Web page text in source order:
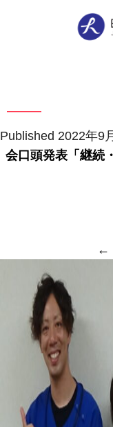
Published 2022年9
会口頭発表「継続
←